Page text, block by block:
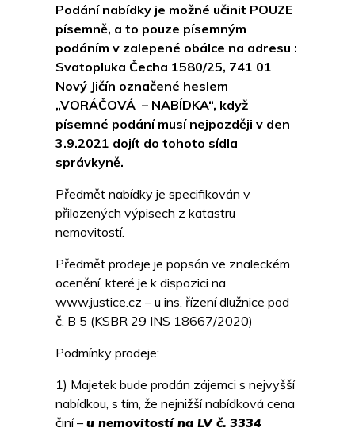
Podání nabídky je možné učinit POUZE
písemně, a to pouze písemným
podáním v zalepené obálce na adresu :
Svatopluka Čecha 1580/25, 741 01
Nový Jičín označené heslem
„VORÁČOVÁ – NABÍDKA“, když
písemné podání musí nejpozději v den
3.9.2021 dojít do tohoto sídla
správkyně.
Předmět nabídky je specifikován v
přilozených výpisech z katastru
nemovitostí.
Předmět prodeje je popsán ve znaleckém
ocenění, které je k dispozici na
www.justice.cz – u ins. řízení dlužnice pod
č. B 5 (KSBR 29 INS 18667/2020)
Podmínky prodeje:
1) Majetek bude prodán zájemci s nejvyšší
nabídkou, s tím, že nejnižší nabídková cena
činí – u nemovitostí na LV č. 3334